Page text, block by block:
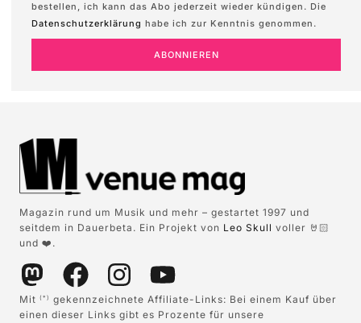
bestellen, ich kann das Abo jederzeit wieder kündigen. Die
Datenschutzerklärung habe ich zur Kenntnis genommen.
ABONNIEREN
Magazin rund um Musik und mehr – gestartet 1997 und
seitdem in Dauerbeta. Ein Projekt von Leo Skull voller 🤘🏻
und ❤️.
Mit (*)
gekennzeichnete Affiliate-Links: Bei einem Kauf über
einen dieser Links gibt es Prozente für unsere